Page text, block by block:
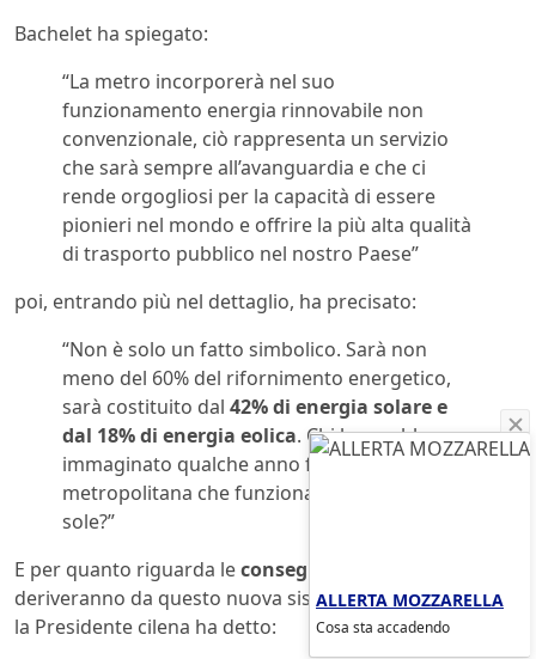
Bachelet ha spiegato:
“La metro incorporerà nel suo
funzionamento energia rinnovabile non
convenzionale, ciò rappresenta un servizio
che sarà sempre all’avanguardia e che ci
rende orgogliosi per la capacità di essere
pionieri nel mondo e offrire la più alta qualità
di trasporto pubblico nel nostro Paese”
poi, entrando più nel dettaglio, ha precisato:
“Non è solo un fatto simbolico. Sarà non
meno del 60% del rifornimento energetico,
sarà costituito dal 42% di energia solare e
dal 18% di energia eolica. Chi lo avrebbe
immaginato qualche anno fa, una
metropolitana che funziona con il vento e il
sole?”
E per quanto riguarda leconseguenze positive
deriveranno da questo nuova sistema di metropolitana
la Presidente cilena ha detto:
ALLERTA MOZZARELLA
Cosa sta accadendo